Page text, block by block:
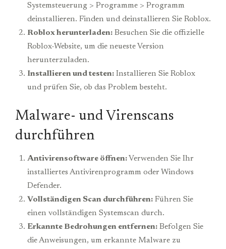
Systemsteuerung > Programme > Programm
deinstallieren. Finden und deinstallieren Sie Roblox.
Roblox herunterladen: Besuchen Sie die offizielle
Roblox-Website, um die neueste Version
herunterzuladen.
Installieren und testen: Installieren Sie Roblox
und prüfen Sie, ob das Problem besteht.
Malware- und Virenscans
durchführen
Antivirensoftware öffnen:Verwenden Sie Ihr
installiertes Antivirenprogramm oder Windows
Defender.
Vollständigen Scan durchführen: Führen Sie
einen vollständigen Systemscan durch.
Erkannte Bedrohungen entfernen: Befolgen Sie
die Anweisungen, um erkannte Malware zu